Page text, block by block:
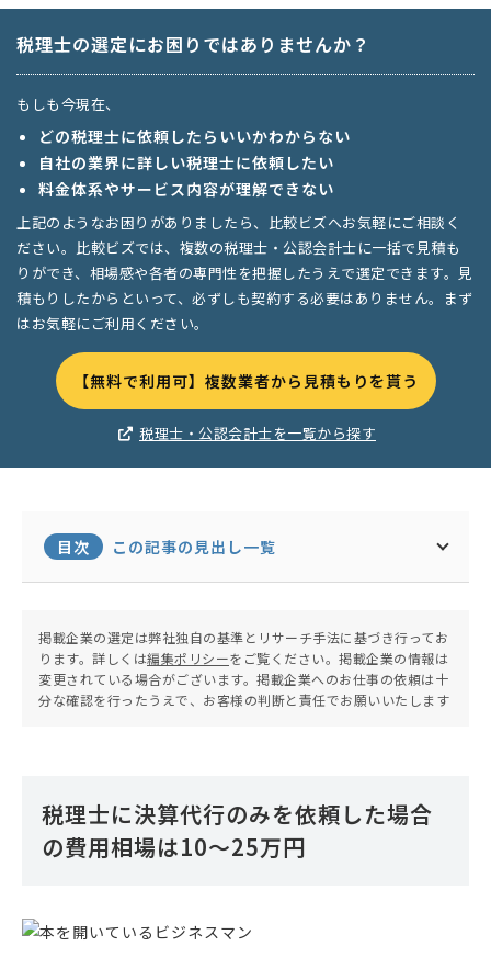
税理士の選定にお困りではありませんか？
もしも今現在、
どの税理士に依頼したらいいかわからない
自社の業界に詳しい税理士に依頼したい
料金体系やサービス内容が理解できない
上記のようなお困りがありましたら、比較ビズへお気軽にご相談く
ださい。比較ビズでは、複数の税理士・公認会計士に一括で見積も
りができ、相場感や各者の専門性を把握したうえで選定できます。見
積もりしたからといって、必ずしも契約する必要はありません。まず
はお気軽にご利用ください。
【無料で利用可】複数業者から見積もりを貰う
税理士・公認会計士を一覧から探す
目次 この記事の見出し一覧
掲載企業の選定は弊社独自の基準とリサーチ手法に基づき行ってお
ります。詳しくは編集ポリシーをご覧ください。掲載企業の情報は
変更されている場合がございます。掲載企業へのお仕事の依頼は十
分な確認を行ったうえで、お客様の判断と責任でお願いいたします
税理士に決算代行のみを依頼した場合
の費用相場は10〜25万円